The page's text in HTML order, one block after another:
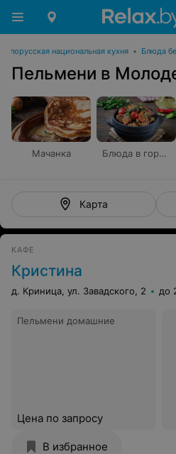
Белорусская национальная кухня • Блюда
Пельмени в
Мачанка Блюда в горшочке
Карта
КАФЕ
Кристина
д. Криница, ул. Завадского, 2 до
Пельмени домашние
Цена по запросу
В избранное